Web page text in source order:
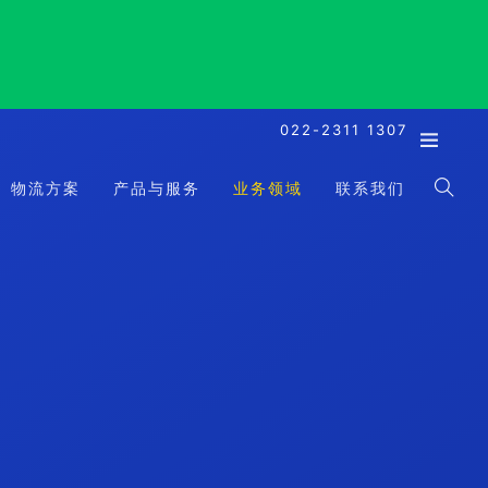
022-2311 1307
物流方案 产品与服务 业务领域 联系我们